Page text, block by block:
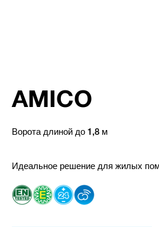
AMICO
Ворота длиной до 1,8 м
Идеальное решение для жилых